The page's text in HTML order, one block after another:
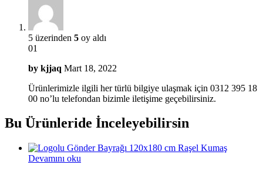
5 üzerinden 5 oy aldı
01
by kjjaq Mart 18, 2022
Ürünlerimizle ilgili her türlü bilgiye ulaşmak için 0312 395 18
00 no’lu telefondan bizimle iletişime geçebilirsiniz.
Bu Ürünleride İnceleyebilirsin
Devamını oku